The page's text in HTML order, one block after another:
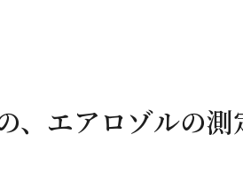
、エアロゾルの